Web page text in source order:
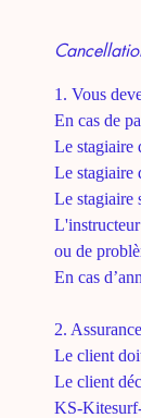
1. Vous
En cas de
Le stagiaire
Le stagiaire
Le stagiaire
ou de
En cas
2.
Le client
Le client
KS-